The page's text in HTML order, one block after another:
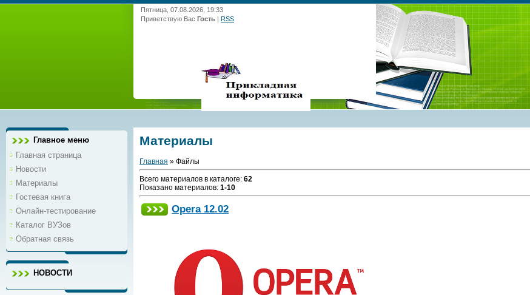
Пятница, 07.08.2026, 19:33
Приветствую Вас Гость | RSS
Главное меню
Главная страница
Новости
Материалы
Гостевая книга
Онлайн-тестирование
Каталог ВУЗов
Обратная связь
НОВОСТИ
Материалы
Главная » Файлы
Всего материалов в каталоге: 62
Показано материалов: 1-10
Opera 12.02